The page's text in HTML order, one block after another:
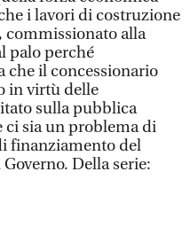
i lavori di costruzione
commissionato alla
palo perché
che il concessionario
in virtù delle
sulla pubblica
ci sia un problema di
finanziamento del
Della serie: